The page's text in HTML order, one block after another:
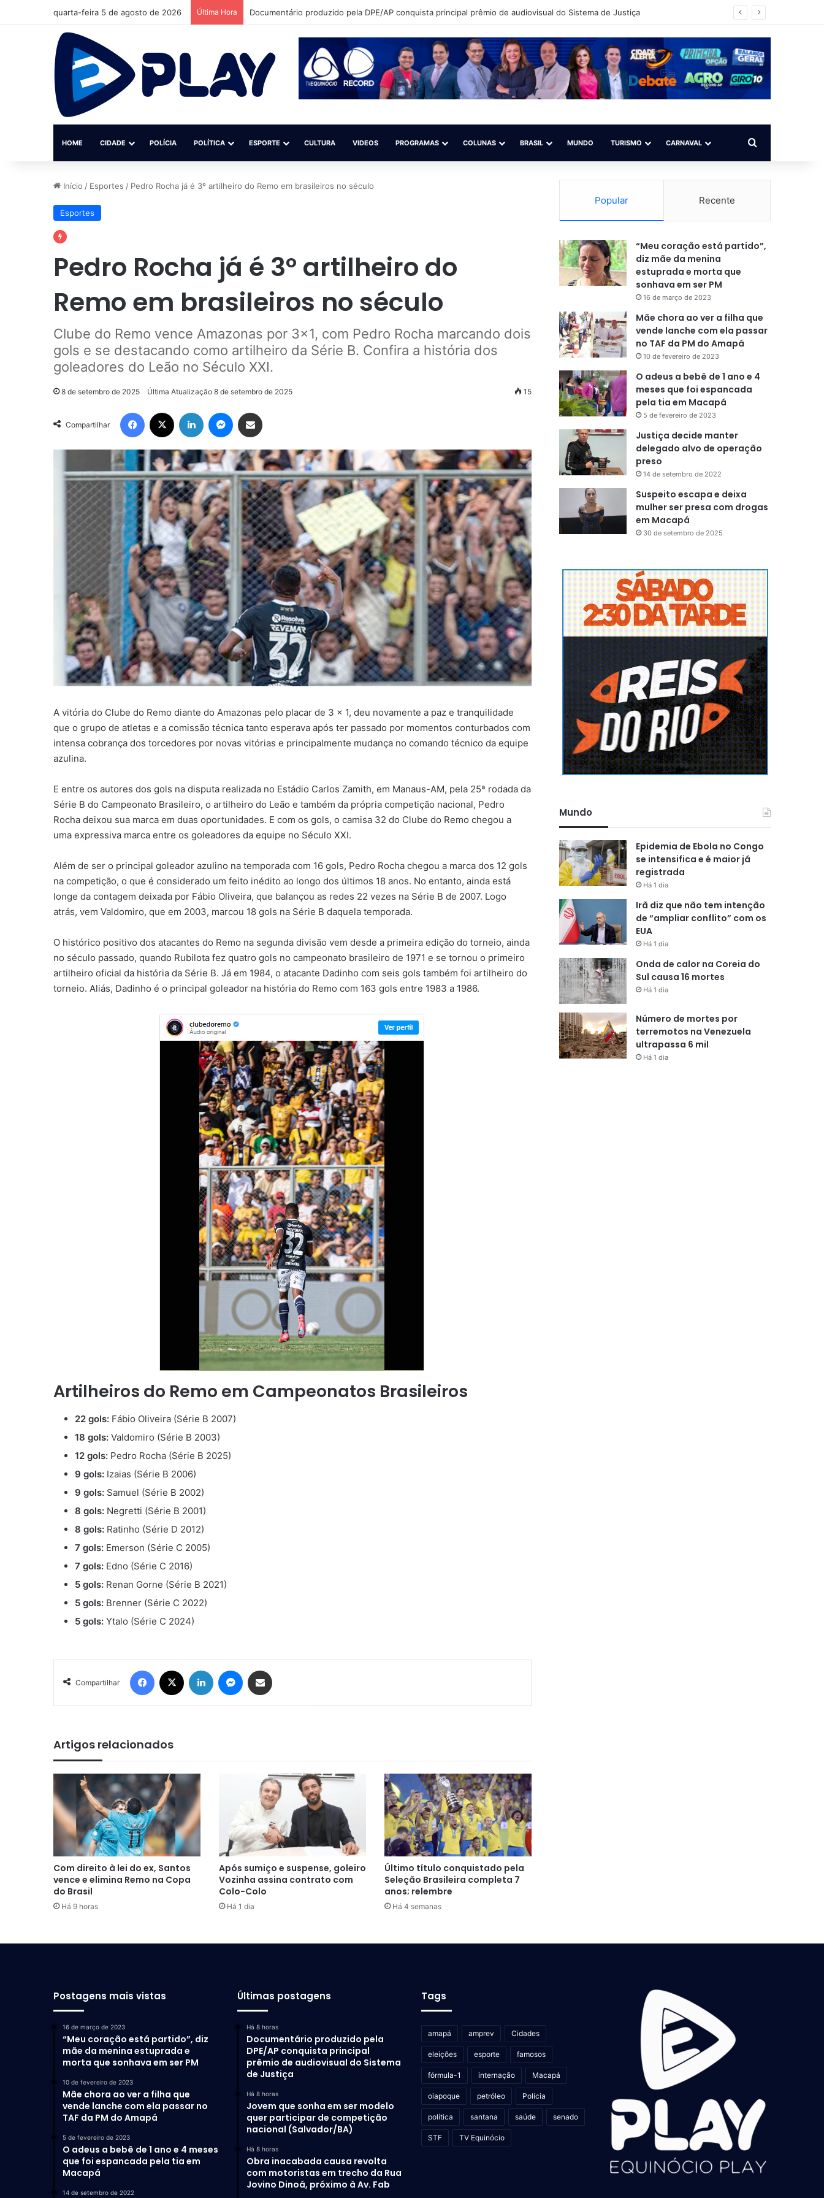
quarta-feira 5 de agosto de 2026 Última Hora Jovem que sonha em ser modelo quer participar de competição nacional (Salvador/BA)
HOME CIDADE POLÍCIA POLÍTICA ESPORTE CULTURA VIDEOS PROGRAMAS COLUNAS BRASIL MUNDO TURISMO CARNAVAL Procurar por
Início / Esportes / Pedro Rocha já é 3º artilheiro do Remo em brasileiros no século
Esportes
Pedro Rocha já é 3º artilheiro do
Remo em brasileiros no século
Clube do Remo vence Amazonas por 3x1, com Pedro Rocha marcando dois
gols e se destacando como artilheiro da Série B. Confira a história dos
goleadores do Leão no Século XXI.
8 de setembro de 2025 Última Atualização 8 de setembro de 2025 15
Compartilhar
Facebook Linkedin Messenger
A vitória do Clube do Remo diante do Amazonas pelo placar de 3 x 1, deu novamente a paz e tranquilidade
que o grupo de atletas e a comissão técnica tanto esperava após ter passado por momentos conturbados com
intensa cobrança dos torcedores por novas vitórias e principalmente mudança no comando técnico da equipe
azulina.
E entre os autores dos gols na disputa realizada no Estádio Carlos Zamith, em Manaus-AM, pela 25ª rodada da
Série B do Campeonato Brasileiro, o artilheiro do Leão e também da própria competição nacional, Pedro
Rocha deixou sua marca em duas oportunidades. E com os gols, o camisa 32 do Clube do Remo chegou a
uma expressiva marca entre os goleadores da equipe no Século XXI.
Além de ser o principal goleador azulino na temporada com 16 gols, Pedro Rocha chegou a marca dos 12 gols
na competição, o que é considerado um feito inédito ao longo dos últimos 18 anos. No entanto, ainda está
longe da contagem deixada por Fábio Oliveira, que balançou as redes 22 vezes na Série B de 2007. Logo
atrás, vem Valdomiro, que em 2003, marcou 18 gols na Série B daquela temporada.
O histórico positivo dos atacantes do Remo na segunda divisão vem desde a primeira edição do torneio, ainda
no século passado, quando Rubilota fez quatro gols no campeonato brasileiro de 1971 e se tornou o primeiro
artilheiro oficial da história da Série B. Já em 1984, o atacante Dadinho com seis gols também foi artilheiro do
torneio. Aliás, Dadinho é o principal goleador na história do Remo com 163 gols entre 1983 a 1986.
Artilheiros do Remo em Campeonatos Brasileiros
22 gols: Fábio Oliveira (Série B 2007)
18 gols: Valdomiro (Série B 2003)
12 gols: Pedro Rocha (Série B 2025)
9 gols: Izaias (Série B 2006)
9 gols: Samuel (Série B 2002)
8 gols: Negretti (Série B 2001)
8 gols: Ratinho (Série D 2012)
7 gols: Emerson (Série C 2005)
7 gols: Edno (Série C 2016)
5 gols: Renan Gorne (Série B 2021)
5 gols: Brenner (Série C 2022)
5 gols: Ytalo (Série C 2024)
Compartilhar
Facebook Linkedin Messenger
Artigos relacionados
Com direito à lei do ex, Santos
vence e elimina Remo na Copa
do Brasil
Há 9 horas
Após sumiço e suspense, goleiro
Vozinha assina contrato com
Colo-Colo
Há 1 dia
Último título conquistado pela
Seleção Brasileira completa 7
anos; relembre
Há 4 semanas
Popular Recente
“Meu coração está partido”,
diz mãe da menina
estuprada e morta que
sonhava em ser PM
16 de março de 2023
Mãe chora ao ver a filha que
vende lanche com ela passar
no TAF da PM do Amapá
10 de fevereiro de 2023
O adeus a bebê de 1 ano e 4
meses que foi espancada
pela tia em Macapá
5 de fevereiro de 2023
Justiça decide manter
delegado alvo de operação
preso
14 de setembro de 2022
Suspeito escapa e deixa
mulher ser presa com drogas
em Macapá
30 de setembro de 2025
Mundo
Epidemia de Ebola no Congo
se intensifica e é maior já
registrada
Há 1 dia
Irã diz que não tem intenção
de “ampliar conflito” com os
EUA
Há 1 dia
Onda de calor na Coreia do
Sul causa 16 mortes
Há 1 dia
Número de mortes por
terremotos na Venezuela
ultrapassa 6 mil
Há 1 dia
Postagens mais vistas
16 de março de 2023
“Meu coração está partido”, diz
mãe da menina estuprada e
morta que sonhava em ser PM
10 de fevereiro de 2023
Mãe chora ao ver a filha que
vende lanche com ela passar no
TAF da PM do Amapá
5 de fevereiro de 2023
O adeus a bebê de 1 ano e 4 meses
que foi espancada pela tia em
Macapá
14 de setembro de 2022
Últimas postagens
Há 8 horas
Documentário produzido pela
DPE/AP conquista principal
prêmio de audiovisual do Sistema
de Justiça
Há 8 horas
Jovem que sonha em ser modelo
quer participar de competição
nacional (Salvador/BA)
Há 8 horas
Obra inacabada causa revolta
com motoristas em trecho da Rua
Jovino Dinoá, próximo à Av. Fab
Tags
amapá amprev Cidades
eleições esporte famosos
fórmula-1 internação Macapá
oiapoque petróleo Polícia
política santana saúde senado
STF TV Equinócio